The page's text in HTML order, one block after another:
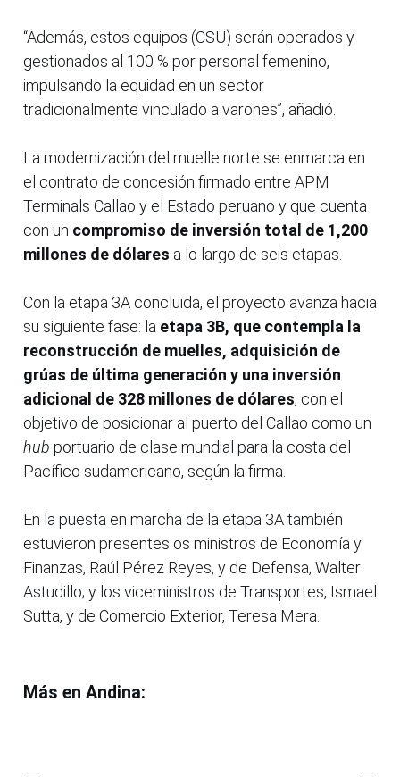
“Además, estos equipos (CSU) serán operados y
gestionados al 100 % por personal femenino,
impulsando la equidad en un sector
tradicionalmente vinculado a varones”, añadió.
La modernización del muelle norte se enmarca en
el contrato de concesión firmado entre APM
Terminals Callao y el Estado peruano y que cuenta
con un compromiso de inversión total de 1,200
millones de dólares a lo largo de seis etapas.
Con la etapa 3A concluida, el proyecto avanza hacia
su siguiente fase: la etapa 3B, que contempla la
reconstrucción de muelles, adquisición de
grúas de última generación y una inversión
adicional de 328 millones de dólares, con el
objetivo de posicionar al puerto del Callao como un
hub portuario de clase mundial para la costa del
Pacífico sudamericano, según la firma.
En la puesta en marcha de la etapa 3A también
estuvieron presentes os ministros de Economía y
Finanzas, Raúl Pérez Reyes, y de Defensa, Walter
Astudillo; y los viceministros de Transportes, Ismael
Sutta, y de Comercio Exterior, Teresa Mera.
Más en Andina: